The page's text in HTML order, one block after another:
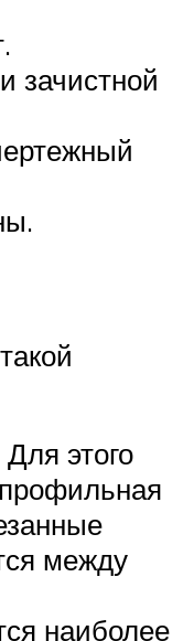
зачистной
этого
между
наиболее